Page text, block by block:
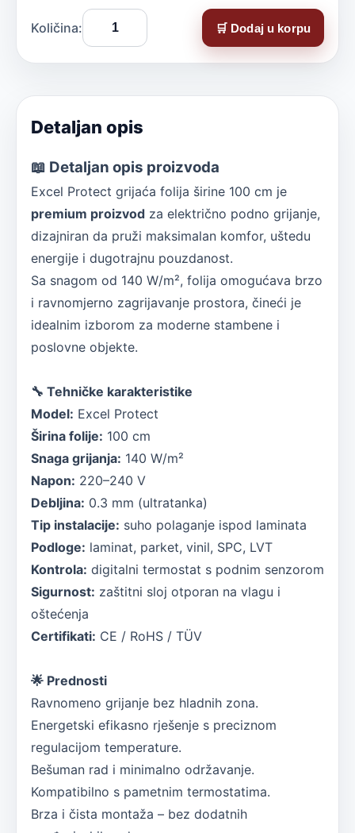
Količina: 🛒 Dodaj u korpu
Detaljan opis
📖 Detaljan opis proizvoda
Excel Protect grijaća folija širine 100 cm je
premium proizvod za električno podno grijanje,
dizajniran da pruži maksimalan komfor, uštedu
energije i dugotrajnu pouzdanost.
Sa snagom od 140 W/m², folija omogućava brzo
i ravnomjerno zagrijavanje prostora, čineći je
idealnim izborom za moderne stambene i
poslovne objekte.
🔧 Tehničke karakteristike
Model: Excel Protect
Širina folije: 100 cm
Snaga grijanja: 140 W/m²
Napon: 220–240 V
Debljina: 0.3 mm (ultratanka)
Tip instalacije: suho polaganje ispod laminata
Podloge: laminat, parket, vinil, SPC, LVT
Kontrola: digitalni termostat s podnim senzorom
Sigurnost: zaštitni sloj otporan na vlagu i
oštećenja
Certifikati: CE / RoHS / TÜV
🌟 Prednosti
Ravnomeno grijanje bez hladnih zona.
Energetski efikasno rješenje s preciznom
regulacijom temperature.
Bešuman rad i minimalno održavanje.
Kompatibilno s pametnim termostatima.
Brza i čista montaža – bez dodatnih